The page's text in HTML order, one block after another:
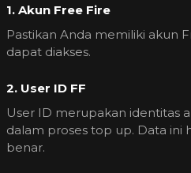
1. Akun Free Fire
Pastikan Anda memiliki akun
dapat diakses.
2. User ID FF
User ID merupakan identitas
dalam proses top up. Data ini
benar.